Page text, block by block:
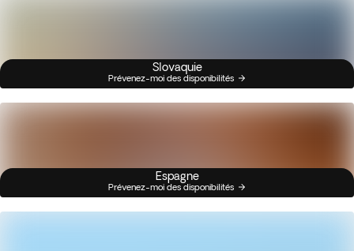
Slovaquie
Prévenez-moi des disponibilités
Espagne
Prévenez-moi des disponibilités